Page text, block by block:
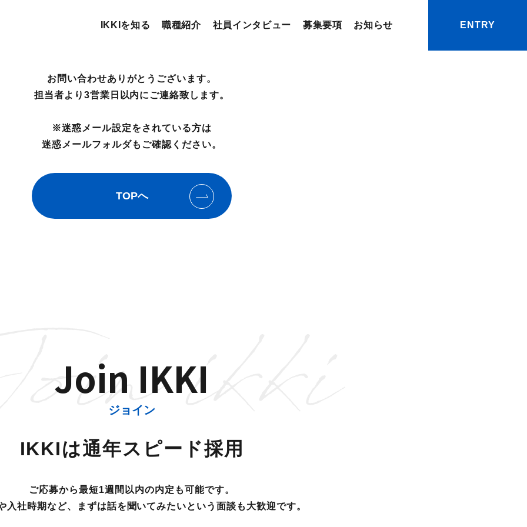
IKKIを知る 職種紹介 社員インタビュー 募集要項 お知らせ ENTRY
お問い合わせありがとうございます。
担当者より3営業日以内にご連絡致します。
※迷惑メール設定をされている方は
迷惑メールフォルダもご確認ください。
TOPへ
Join IKKI
ジョイン
IKKIは通年スピード採用
ご応募から最短1週間以内の内定も可能です。
入社時期など、
まずは話を聞いてみたいという面談も大歓迎です。